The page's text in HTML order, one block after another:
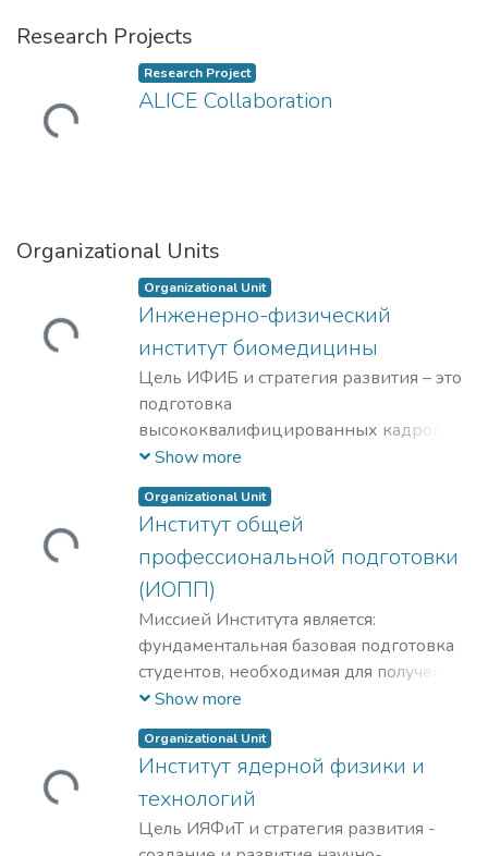
Research Projects
Loading...
Research Project
ALICE Collaboration
Organizational Units
Loading...
Organizational Unit
Инженерно-физический
институт биомедицины
Цель ИФИБ и стратегия развития – это
подготовка
высококвалифицированных кадров на
базе передовых исследований и
разработок новых перспективных
методов и материалов в области
инженерно-физической
биомедицины. Занятие лидерских
позиций в биомедицинских
технологиях XXI века и внедрение их в
образовательный процесс, что отвечает
решению практикоориентированной
задачи мирового уровня – диагностике
социально-значимых заболеваний
человека.
Show more
Loading...
Organizational Unit
Институт общей
профессиональной подготовки
(ИОПП)
Миссией Института является:
фундаментальная базовая подготовка
студентов, необходимая для получения
качественного образования на уровне
требований международных
стандартов;
удовлетворение потребностей
обучающихся в интеллектуальном,
культурном, нравственном развитии и
Show more
Loading...
Organizational Unit
Институт ядерной физики и
технологий
Цель ИЯФиТ и стратегия развития -